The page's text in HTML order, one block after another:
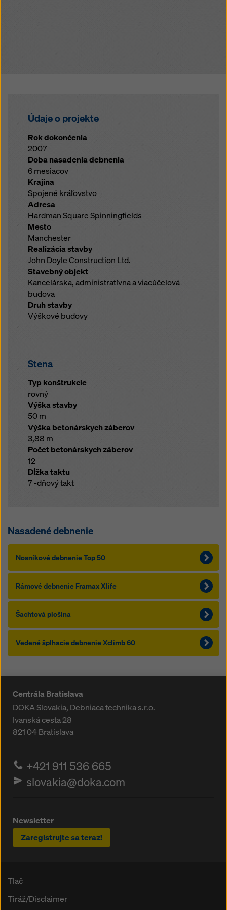
Údaje o projekte
Rok dokončenia
2007
Doba nasadenia debnenia
6 mesiacov
Krajina
Spojené kráľovstvo
Adresa
Hardman Square Spinningfields
Mesto
Manchester
Realizácia stavby
John Doyle Construction Ltd.
Stavebný objekt
Kancelárska, administratívna a viacúčelová
budova
Druh stavby
Výškové budovy
Stena
Typ konštrukcie
rovný
Výška stavby
50 m
Výška betonárskych záberov
3,88 m
Počet betonárskych záberov
12
Dĺžka taktu
7 -dňový takt
Nasadené debnenie
Nosníkové debnenie Top 50
Rámové debnenie Framax Xlife
Šachtová plošina
Vedené šplhacie debnenie Xclimb 60
Centrála Bratislava
DOKA Slovakia, Debniaca technika s.r.o.
Ivanská cesta 28
821 04Bratislava
+421 911 536 665
slovakia@doka.com
Newsletter
Zaregistrujte sa teraz!
Tlač
Tiráž/Disclaimer